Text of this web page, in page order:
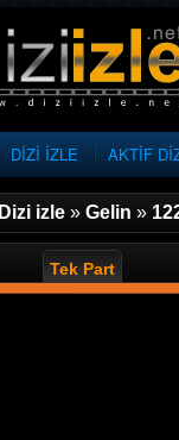
DİZİ İZLE AKTİF
Dizi izle » Gelin »
Tek Part